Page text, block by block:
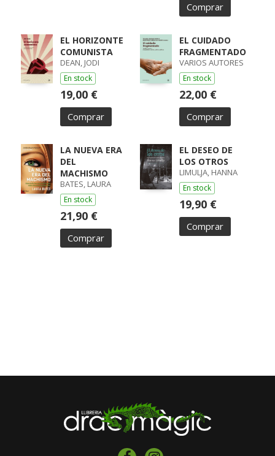
Comprar
EL HORIZONTE
COMUNISTA
DEAN, JODI
En stock
19,00 €
Comprar
EL CUIDADO
FRAGMENTADO
VARIOS AUTORES
En stock
22,00 €
Comprar
LA NUEVA ERA
DEL
MACHISMO
BATES, LAURA
En stock
21,90 €
Comprar
EL DESEO DE
LOS OTROS
LIMULJA, HANNA
En stock
19,90 €
Comprar